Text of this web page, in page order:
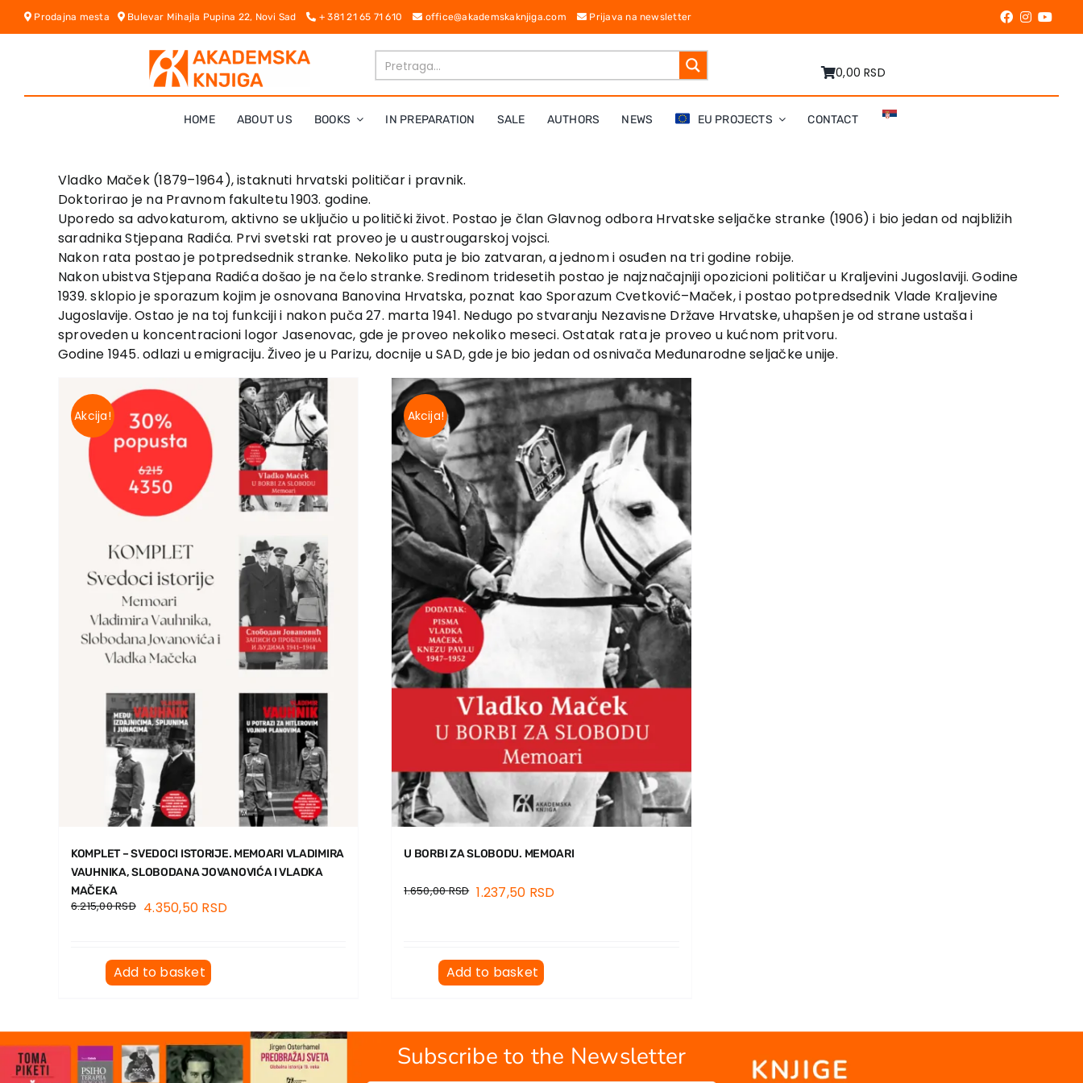
Skip
Prodajna mesta Bulevar Mihajla Pupina 22, Novi Sad + 381 21 65 71 610 office@akademskaknjiga.com Prijava na newsletter
0,00 RSD
HOME ABOUT US BOOKS IN PREPARATION SALE AUTHORS NEWS EU PROJECTS CONTACT
Vladko Maček (1879–1964), istaknuti hrvatski političar i pravnik.
Doktorirao je na Pravnom fakultetu 1903. godine.
Uporedo sa advokaturom, aktivno se uključio u politički život. Postao je član Glavnog odbora Hrvatske seljačke stranke (1906) i bio jedan od najbližih
saradnika Stjepana Radića. Prvi svetski rat proveo je u austrougarskoj vojsci.
Nakon rata postao je potpredsednik stranke. Nekoliko puta je bio zatvaran, a jednom i osuđen na tri godine robije.
Nakon ubistva Stjepana Radića došao je na čelo stranke. Sredinom tridesetih postao je najznačajniji opozicioni političar u Kraljevini Jugoslaviji. Godine
1939. sklopio je sporazum kojim je osnovana Banovina Hrvatska, poznat kao Sporazum Cvetković–Maček, i postao potpredsednik Vlade Kraljevine
Jugoslavije. Ostao je na toj funkciji i nakon puča 27. marta 1941. Nedugo po stvaranju Nezavisne Države Hrvatske, uhapšen je od strane ustaša i
sproveden u koncentracioni logor Jasenovac, gde je proveo nekoliko meseci. Ostatak rata je proveo u kućnom pritvoru.
Godine 1945. odlazi u emigraciju. Živeo je u Parizu, docnije u SAD, gde je bio jedan od osnivača Međunarodne seljačke unije.
Akcija!
KOMPLET – SVEDOCI ISTORIJE. MEMOARI VLADIMIRA
VAUHNIKA, SLOBODANA JOVANOVIĆA I VLADKA
MAČEKA
6.215,00RSD 4.350,50 RSD
Add to basket
Akcija!
U BORBI ZA SLOBODU. MEMOARI
1.650,00RSD 1.237,50 RSD
Add to basket
Subscribe to the Newsletter